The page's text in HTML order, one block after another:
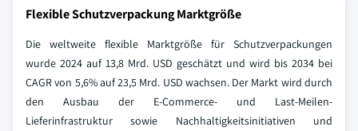
Flexible Schutzverpackung Marktgröße
Die weltweite flexible Marktgröße für Schutzverpackungen
wurde 2024 auf 13,8 Mrd. USD geschätzt und wird bis 2034 bei
CAGR von 5,6% auf 23,5 Mrd. USD wachsen. Der Markt wird durch
den Ausbau der E-Commerce- und Last-Meilen-
Lieferinfrastruktur sowie Nachhaltigkeitsinitiativen und